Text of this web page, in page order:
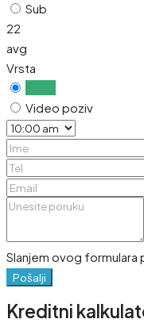
Sub
22
avg
Vrsta
Video poziv
Slanjem ovog formulara
Pošalji
Kreditni